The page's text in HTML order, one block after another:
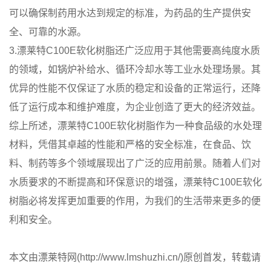
可以确保制药用水达到规定的标准，为药品的生产提供安
全、可靠的水源。
3.漂莱特C100E软化树脂还广泛应用于其他需要高纯度水质
的领域，如锅炉补给水、循环冷却水等工业水处理场景。其
优异的性能不仅保证了水质的稳定和设备的正常运行，还降
低了运行成本和维护难度，为企业创造了更大的经济效益。
综上所述，漂莱特C100E软化树脂作为一种食品级的水处理
材料，凭借其卓越的性能和严格的安全标准，在食品、饮
料、制药等多个领域展现出了广泛的应用前景。随着人们对
水质要求的不断提高和环保意识的增强，漂莱特C100E软化
树脂必将发挥更加重要的作用，为我们的生活带来更多的便
利和安全。
本文由漂莱特网(http://www.lmshuzhi.cn/)原创首发，转载请